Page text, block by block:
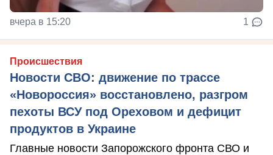
вчера в 15:20 1
Происшествия
Новости СВО: движение по трассе
«Новороссия» восстановлено, разгром
пехоты ВСУ под Ореховом и дефицит
продуктов в Украине
Главные новости Запорожского фронта СВО и